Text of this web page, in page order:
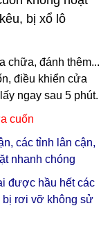
bị xổ lô
chữa, đánh thêm...
điều khiển cửa
ngay sau 5 phút.
cuốn
các tỉnh lân cận,
nhanh chóng
được hầu hết các
bị rơi vỡ không sử